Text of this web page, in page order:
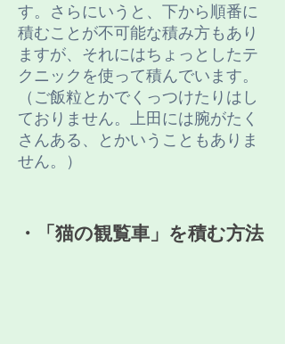
す。さらにいうと、下から順番に
積むことが不可能な積み方もあり
ますが、それにはちょっとしたテ
クニックを使って積んでいます。
（ご飯粒とかでくっつけたりはし
ておりません。上田には腕がたく
さんある、とかいうこともありま
せん。）
​・「猫の観覧車」を積む方法